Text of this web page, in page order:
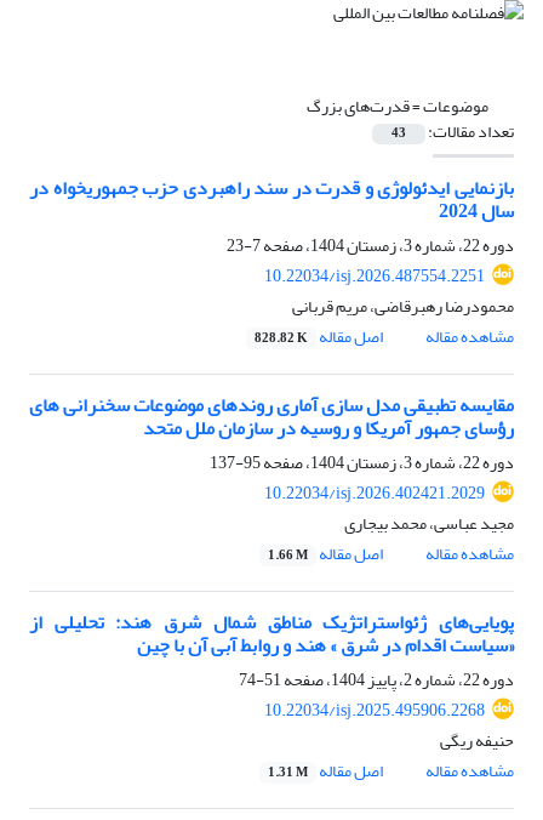
موضوعات =قدرت‌های بزرگ
تعداد مقالات: 43
بازنمایی ایدئولوژی و قدرت در سند راهبردی حزب جمهوریخواه در
سال 2024
دوره 22، شماره 3، زمستان 1404، صفحه
7-23
10.22034/isj.2026.487554.2251
محمودرضا رهبرقاضی، مریم قربانی
مشاهده مقاله
اصل مقاله 828.82 K
مقایسه تطبیقی مدل سازی آماری روندهای موضوعات سخنرانی های
رؤسای جمهور آمریکا و روسیه در سازمان ملل متحد
دوره 22، شماره 3، زمستان 1404، صفحه
95-137
10.22034/isj.2026.402421.2029
مجید عباسی، محمد بیجاری
مشاهده مقاله
اصل مقاله 1.66 M
پویایی‌های ژئواستراتژیک مناطق شمال شرق هند: تحلیلی از
«سیاست اقدام در شرق » هند و روابط آبی آن با چین
دوره 22، شماره 2، پاییز 1404، صفحه
51-74
10.22034/isj.2025.495906.2268
حنیفه ریگی
مشاهده مقاله
اصل مقاله 1.31 M